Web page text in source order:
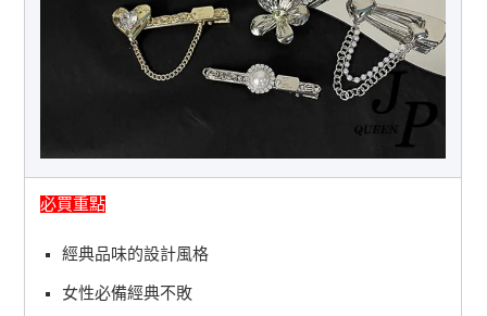
必買重點
經典品味的設計風格
女性必備經典不敗